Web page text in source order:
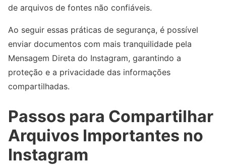
de arquivos de fontes não confiáveis.
Ao seguir essas práticas de segurança, é possível
enviar documentos com mais tranquilidade pela
Mensagem Direta do Instagram, garantindo a
proteção e a privacidade das informações
compartilhadas.
Passos para Compartilhar
Arquivos Importantes no
Instagram